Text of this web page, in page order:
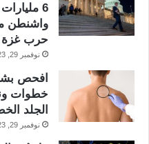
6
واشنطن
حرب غزة
نوفمبر 29, 2023
افحص
خطوات
الجلد
نوفمبر 29, 2023